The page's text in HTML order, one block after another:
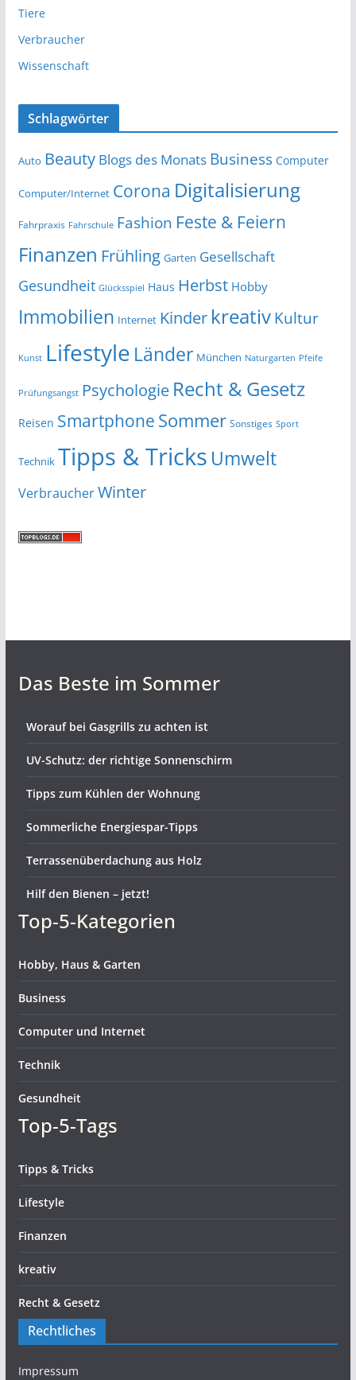
Tiere
Verbraucher
Wissenschaft
Schlagwörter
Auto Beauty Blogs des Monats Business Computer
Computer/Internet Corona Digitalisierung
Fahrpraxis Fahrschule Fashion Feste & Feiern
Finanzen Frühling Garten Gesellschaft
Gesundheit Glücksspiel Haus Herbst Hobby
Immobilien Internet Kinder kreativKultur
Kunst Lifestyle Länder München Naturgarten Pfeife
Prüfungsangst Psychologie Recht & Gesetz
Reisen Smartphone Sommer Sonstiges Sport
Technik Tipps & Tricks Umwelt
VerbraucherWinter
Das Beste im Sommer
Worauf bei Gasgrills zu achten ist
UV-Schutz: der richtige Sonnenschirm
Tipps zum Kühlen der Wohnung
Sommerliche Energiespar-Tipps
Terrassenüberdachung aus Holz
Hilf den Bienen – jetzt!
Top-5-Kategorien
Hobby, Haus & Garten
Business
Computer und Internet
Technik
Gesundheit
Top-5-Tags
Tipps & Tricks
Lifestyle
Finanzen
kreativ
Recht & Gesetz
Rechtliches
Impressum